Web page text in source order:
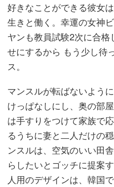
好きなことができる彼女
生きと働く。幸運の女神
ヤンも教員試験2次に合
せにするから もう少し待
ス。
マンスルが転ばないよう
けっぱなしにし、奥の部
は手すりをつけて家族で
るうちに妻と二人だけの
ンスルは、空気のいい田
らしたいとゴッチに提案
人用のデザインは、韓国